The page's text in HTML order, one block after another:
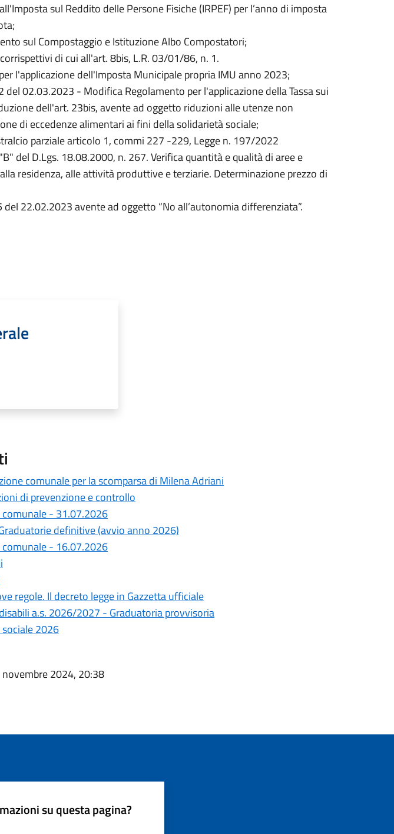
sul Reddito delle Persone Fisiche (IRPEF) per l’anno di imposta
sul Compostaggio e Istituzione Albo Compostatori;
di cui all'art. 8bis, L.R. 03/01/86, n. 1.
l'applicazione dell'Imposta Municipale propria IMU anno 2023;
del 02.03.2023 - Modifica Regolamento per l'applicazione della Tassa sui
dell'art. 23bis, avente ad oggetto riduzioni alle utenze non
di eccedenze alimentari ai fini della solidarietà sociale;
parziale articolo 1, commi 227 -229, Legge n. 197/2022
del D.Lgs. 18.08.2000, n. 267. Verifica quantità e qualità di aree e
residenza, alle attività produttive e terziarie. Determinazione prezzo di
22.02.2023 avente ad oggetto “No all’autonomia differenziata”.
comunale per la scomparsa di Milena Adriani
di prevenzione e controllo
comunale - 31.07.2026
definitive (avvio anno 2026)
comunale - 16.07.2026
regole. Il decreto legge in Gazzetta ufficiale
a.s. 2026/2027 - Graduatoria provvisoria
2026
novembre 2024, 20:38
su questa pagina?